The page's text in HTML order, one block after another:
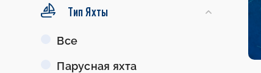
Тип Яхты
Все
Парусная яхта